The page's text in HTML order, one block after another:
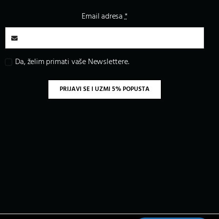
Email adresa*
Da, želim primati vaše Newslettere.
PRIJAVI SE I UZMI 5% POPUSTA